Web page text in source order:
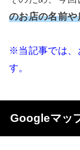
のお店の名前
※当記事では、
す。
Googleマッ